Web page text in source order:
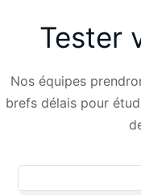
Tester
Nos équipes
brefs délais pour